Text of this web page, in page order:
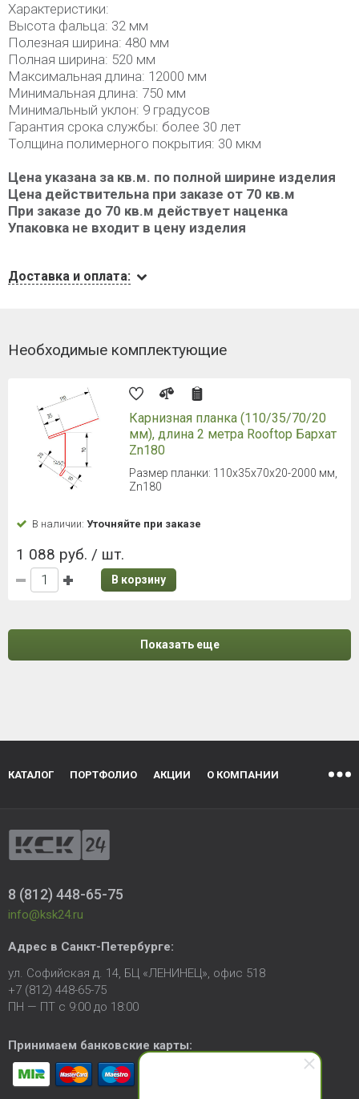
Характеристики:
Высота фальца: 32 мм
Полезная ширина: 480 мм
Полная ширина: 520 мм
Максимальная длина: 12000 мм
Минимальная длина: 750 мм
Минимальный уклон: 9 градусов
Гарантия срока службы: более 30 лет
Толщина полимерного покрытия: 30 мкм
Цена указана за кв.м. по полной ширине изделия
Цена действительна при заказе от 70 кв.м
При заказе до 70 кв.м действует наценка
Упаковка не входит в цену изделия
Доставка и оплата:
Необходимые комплектующие
Карнизная планка (110/35/70/20
мм), длина 2 метра Rooftop Бархат
Zn180
Размер планки: 110х35х70х20-2000 мм,
Zn180
В наличии: Уточняйте при заказе
1 088 руб. / шт.
В корзину
Показать еще
КАТАЛОГ ПОРТФОЛИО АКЦИИ О КОМПАНИИ
8 (812) 448-65-75
info@ksk24.ru
Адрес в Санкт-Петербурге:
ул. Софийская д. 14, БЦ «ЛЕНИНЕЦ», офис 518
+7 (812) 448-65-75
ПН — ПТ с 9:00 до 18:00
Принимаем банковские карты: